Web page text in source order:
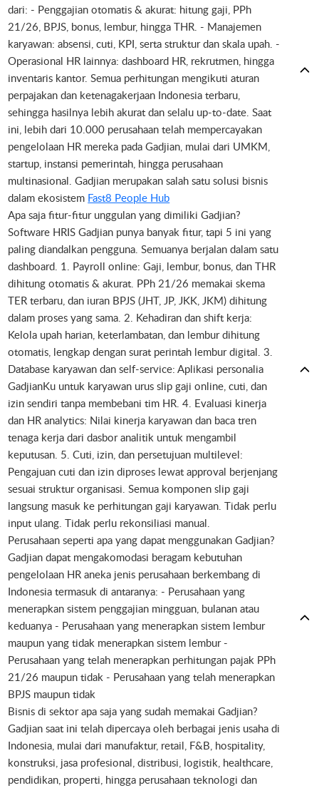
dari: - Penggajian otomatis & akurat: hitung gaji, PPh
21/26, BPJS, bonus, lembur, hingga THR. - Manajemen
karyawan: absensi, cuti, KPI, serta struktur dan skala upah. -
Operasional HR lainnya: dashboard HR, rekrutmen, hingga
inventaris kantor. Semua perhitungan mengikuti aturan
perpajakan dan ketenagakerjaan Indonesia terbaru,
sehingga hasilnya lebih akurat dan selalu up-to-date. Saat
ini, lebih dari 10.000 perusahaan telah mempercayakan
pengelolaan HR mereka pada Gadjian, mulai dari UMKM,
startup, instansi pemerintah, hingga perusahaan
multinasional. Gadjian merupakan salah satu solusi bisnis
dalam ekosistem Fast8 People Hub
Apa saja fitur-fitur unggulan yang dimiliki Gadjian?
Software HRIS Gadjian punya banyak fitur, tapi 5 ini yang
paling diandalkan pengguna. Semuanya berjalan dalam satu
dashboard. 1. Payroll online: Gaji, lembur, bonus, dan THR
dihitung otomatis & akurat. PPh 21/26 memakai skema
TER terbaru, dan iuran BPJS (JHT, JP, JKK, JKM) dihitung
dalam proses yang sama. 2. Kehadiran dan shift kerja:
Kelola upah harian, keterlambatan, dan lembur dihitung
otomatis, lengkap dengan surat perintah lembur digital. 3.
Database karyawan dan self-service: Aplikasi personalia
GadjianKu untuk karyawan urus slip gaji online, cuti, dan
izin sendiri tanpa membebani tim HR. 4. Evaluasi kinerja
dan HR analytics: Nilai kinerja karyawan dan baca tren
tenaga kerja dari dasbor analitik untuk mengambil
keputusan. 5. Cuti, izin, dan persetujuan multilevel:
Pengajuan cuti dan izin diproses lewat approval berjenjang
sesuai struktur organisasi. Semua komponen slip gaji
langsung masuk ke perhitungan gaji karyawan. Tidak perlu
input ulang. Tidak perlu rekonsiliasi manual.
Perusahaan seperti apa yang dapat menggunakan Gadjian?
Gadjian dapat mengakomodasi beragam kebutuhan
pengelolaan HR aneka jenis perusahaan berkembang di
Indonesia termasuk di antaranya: - Perusahaan yang
menerapkan sistem penggajian mingguan, bulanan atau
keduanya - Perusahaan yang menerapkan sistem lembur
maupun yang tidak menerapkan sistem lembur -
Perusahaan yang telah menerapkan perhitungan pajak PPh
21/26 maupun tidak - Perusahaan yang telah menerapkan
BPJS maupun tidak
Bisnis di sektor apa saja yang sudah memakai Gadjian?
Gadjian saat ini telah dipercaya oleh berbagai jenis usaha di
Indonesia, mulai dari manufaktur, retail, F&B, hospitality,
konstruksi, jasa profesional, distribusi, logistik, healthcare,
pendidikan, properti, hingga perusahaan teknologi dan